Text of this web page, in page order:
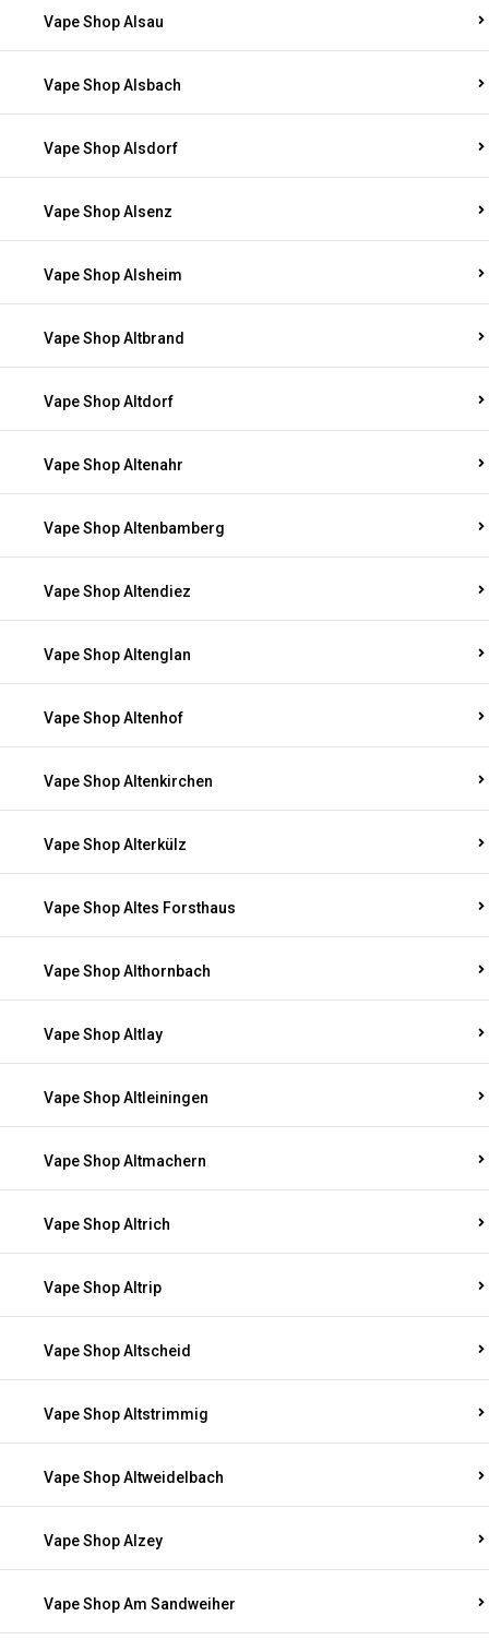
Vape Shop Alsau
Vape Shop Alsbach
Vape Shop Alsdorf
Vape Shop Alsenz
Vape Shop Alsheim
Vape Shop Altbrand
Vape Shop Altdorf
Vape Shop Altenahr
Vape Shop Altenbamberg
Vape Shop Altendiez
Vape Shop Altenglan
Vape Shop Altenhof
Vape Shop Altenkirchen
Vape Shop Alterkülz
Vape Shop Altes Forsthaus
Vape Shop Althornbach
Vape Shop Altlay
Vape Shop Altleiningen
Vape Shop Altmachern
Vape Shop Altrich
Vape Shop Altrip
Vape Shop Altscheid
Vape Shop Altstrimmig
Vape Shop Altweidelbach
Vape Shop Alzey
Vape Shop Am Sandweiher